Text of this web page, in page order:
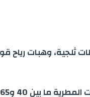
ثلجية، وهبات